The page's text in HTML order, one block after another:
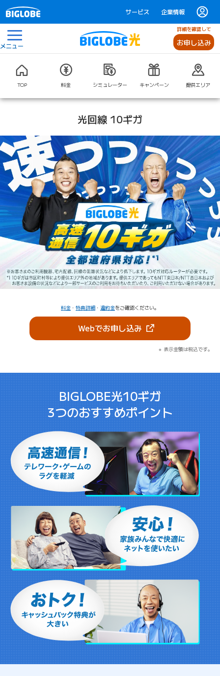
サービス 企業情報
メニュー
詳細を確認して
お申し込み
TOP 料金 シミュレーター キャンペーン 提供エリア
光回線 10ギガ
料金 ・ 特典詳細 ・ 違約金をご確認ください。
Webでお申し込み（新しいタブで開き
表示金額は税込です。
BIGLOBE光10ギガ
3つのおすすめポイント